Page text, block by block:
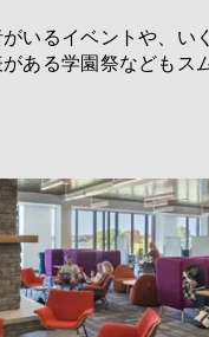
いるイベントや、い
ある学園祭などもス